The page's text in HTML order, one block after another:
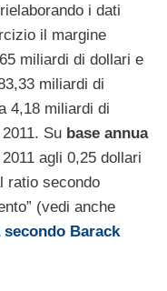
i dati
il margine
miliardi di dollari e
miliardi di
4,18 miliardi di
Su base annua
agli 0,25 dollari
ratio secondo
(vedi anche
Barack